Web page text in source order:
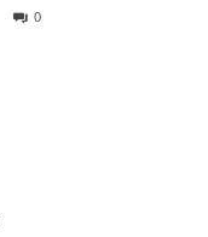
0